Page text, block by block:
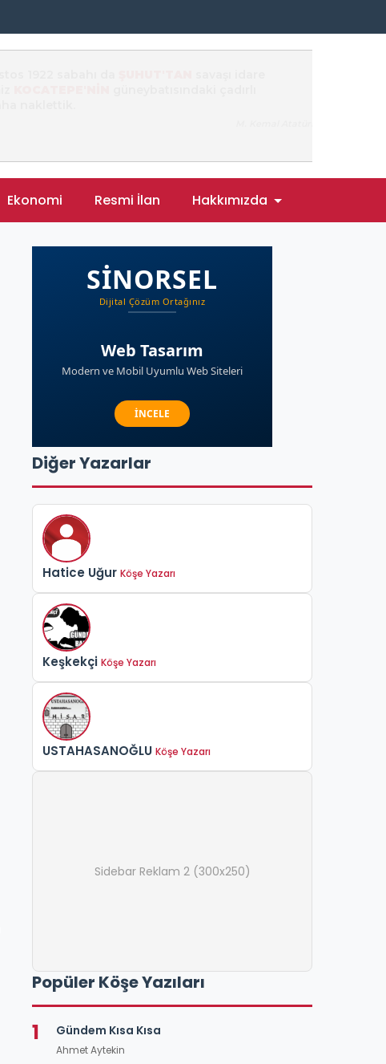
Ekonomi Resmi İlan Hakkımızda
Diğer Yazarlar
Hatice Uğur Köşe Yazarı
Keşkekçi Köşe Yazarı
USTAHASANOĞLU Köşe Yazarı
Sidebar Reklam 2 (300x250)
Popüler Köşe Yazıları
1 Gündem Kısa Kısa
Ahmet Aytekin